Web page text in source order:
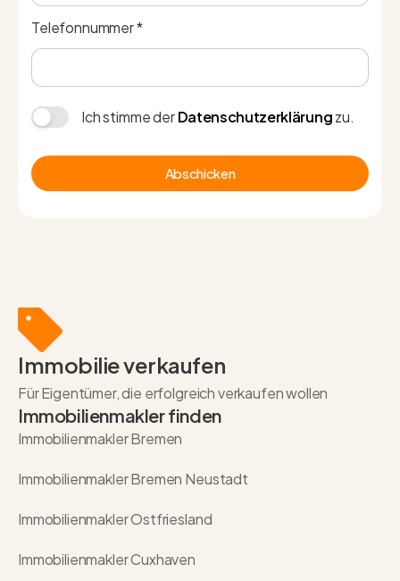
Telefonnummer *
Ich stimme derDatenschutzerklärungzu.
Abschicken
Immobilie verkaufen
Für Eigentümer, die erfolgreich verkaufen wollen
Immobilienmakler finden
Immobilienmakler Bremen
Immobilienmakler Bremen Neustadt
Immobilienmakler Ostfriesland
Immobilienmakler Cuxhaven